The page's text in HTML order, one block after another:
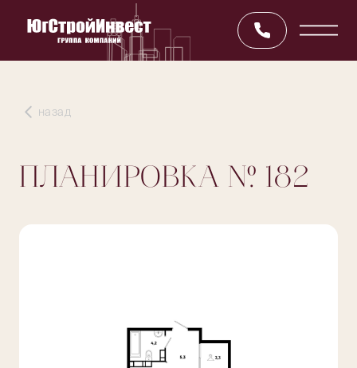
назад
ПЛАНИРОВКА № 182